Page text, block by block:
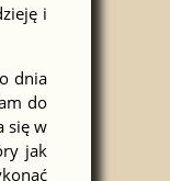
i
dnia
do
się w
jak